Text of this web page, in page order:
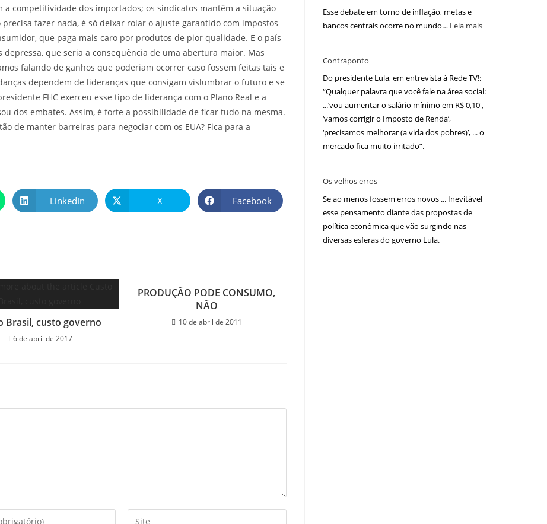
competitividade dos importados; os sindicatos mantêm a situação
fazer nada, é só deixar rolar o ajuste garantido com impostos
que paga mais caro por produtos de pior qualidade. E o país
que seria a consequência de uma abertura maior. Mas
falando de ganhos que poderiam ocorrer caso fossem feitas tais e
dependem de lideranças que consigam vislumbrar o futuro e se
FHC exerceu esse tipo de liderança com o Plano Real e a
dos embates. Assim, é forte a possibilidade de ficar tudo na mesma.
de manter barreiras para negociar com os EUA? Fica para a
LinkedIn X Facebook
Brasil, custo governo
6 de abril de 2017
PRODUÇÃO PODE CONSUMO,
NÃO
10 de abril de 2011
Esse debate em torno de inflação, metas e
bancos centrais ocorre no mundo… Leia mais
Contraponto
Do presidente Lula, em entrevista à Rede TV!:
“Qualquer palavra que você fale na área social:
...‘vou aumentar o salário mínimo em R$ 0,10′,
‘vamos corrigir o Imposto de Renda’,
‘precisamos melhorar (a vida dos pobres)’, ... o
mercado fica muito irritado”.
Os velhos erros
Se ao menos fossem erros novos ... Inevitável
esse pensamento diante das propostas de
política econômica que vão surgindo nas
diversas esferas do governo Lula.